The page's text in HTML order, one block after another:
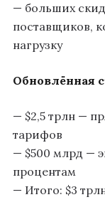
— больших
поставщиков,
нагрузку
Обновлённая
— $2,5 трлн —
тарифов
— $500 млрд —
процентам
— Итого: $3